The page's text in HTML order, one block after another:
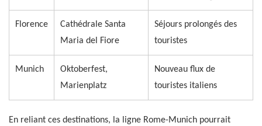
Florence
Cathédrale Santa
Maria del Fiore
Séjours prolongés des
touristes
Munich
Oktoberfest,
Marienplatz
Nouveau flux de
touristes italiens
En reliant ces destinations, la ligne Rome-Munich pourrait